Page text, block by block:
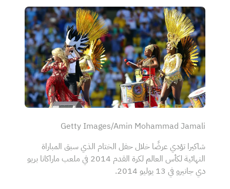
Getty Images/Amin Mohammad Jamali
شاكيرا تؤدي عرضًا خلال حفل الختام الذي سبق المباراة
النهائية لكأس العالم لكرة القدم 2014 في ملعب ماراكانا بريو
دي جانيرو في 13 يوليو 2014.